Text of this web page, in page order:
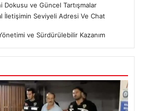
Dokusu ve Güncel Tartışmalar
İletişimin Seviyeli Adresi Ve Chat
ve Sürdürülebilir Kazanım